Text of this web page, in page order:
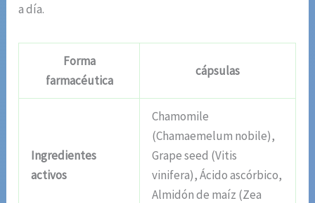
a día.
Forma
farmacéutica
cápsulas
Ingredientes
activos
Chamomile
(Chamaemelum nobile),
Grape seed (Vitis
vinifera), Ácido ascórbico,
Almidón de maíz (Zea